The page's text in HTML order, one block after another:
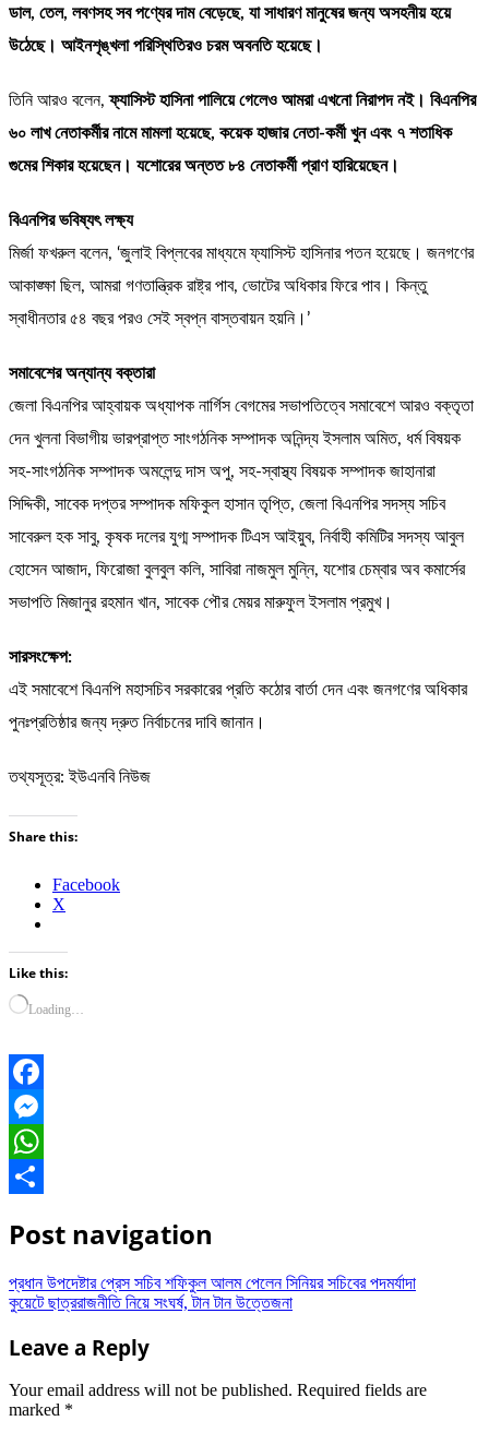
ডাল, তেল, লবণসহ সব পণ্যের দাম বেড়েছে, যা সাধারণ মানুষের জন্য অসহনীয় হয়ে
উঠেছে। আইনশৃঙ্খলা পরিস্থিতিরও চরম অবনতি হয়েছে।
তিনি আরও বলেন,ফ্যাসিস্ট হাসিনা পালিয়ে গেলেও আমরা এখনো নিরাপদ নই। বিএনপির
৬০ লাখ নেতাকর্মীর নামে মামলা হয়েছে, কয়েক হাজার নেতা-কর্মী খুন এবং ৭ শতাধিক
গুমের শিকার হয়েছেন। যশোরের অন্তত ৮৪ নেতাকর্মী প্রাণ হারিয়েছেন।
বিএনপির ভবিষ্যৎ লক্ষ্য
মির্জা ফখরুল বলেন, ‘জুলাই বিপ্লবের মাধ্যমে ফ্যাসিস্ট হাসিনার পতন হয়েছে। জনগণের
আকাঙ্ক্ষা ছিল, আমরা গণতান্ত্রিক রাষ্ট্র পাব, ভোটের অধিকার ফিরে পাব। কিন্তু
স্বাধীনতার ৫৪ বছর পরও সেই স্বপ্ন বাস্তবায়ন হয়নি।’
সমাবেশের অন্যান্য বক্তারা
জেলা বিএনপির আহ্বায়ক অধ্যাপক নার্গিস বেগমের সভাপতিত্বে সমাবেশে আরও বক্তৃতা
দেন খুলনা বিভাগীয় ভারপ্রাপ্ত সাংগঠনিক সম্পাদক অনিন্দ্য ইসলাম অমিত, ধর্ম বিষয়ক
সহ-সাংগঠনিক সম্পাদক অমলেন্দু দাস অপু, সহ-স্বাস্থ্য বিষয়ক সম্পাদক জাহানারা
সিদ্দিকী, সাবেক দপ্তর সম্পাদক মফিকুল হাসান তৃপ্তি, জেলা বিএনপির সদস্য সচিব
সাবেরুল হক সাবু, কৃষক দলের যুগ্ম সম্পাদক টিএস আইয়ুব, নির্বাহী কমিটির সদস্য আবুল
হোসেন আজাদ, ফিরোজা বুলবুল কলি, সাবিরা নাজমুল মুন্নি, যশোর চেম্বার অব কমার্সের
সভাপতি মিজানুর রহমান খান, সাবেক পৌর মেয়র মারুফুল ইসলাম প্রমুখ।
সারসংক্ষেপ:
এই সমাবেশে বিএনপি মহাসচিব সরকারের প্রতি কঠোর বার্তা দেন এবং জনগণের অধিকার
পুনঃপ্রতিষ্ঠার জন্য দ্রুত নির্বাচনের দাবি জানান।
তথ্যসূত্র: ইউএনবি নিউজ
Share this:
Facebook
X
Like this:
Loading…
Facebook
Messenger
WhatsApp
Post navigation
প্রধান উপদেষ্টার প্রেস সচিব শফিকুল আলম পেলেন সিনিয়র সচিবের পদমর্যাদা
কুয়েটে ছাত্ররাজনীতি নিয়ে সংঘর্ষ, টান টান উত্তেজনা
Leave a Reply
Your email address will not be published. Required fields are
marked *